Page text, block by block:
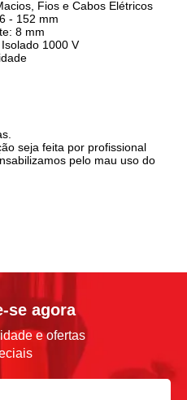
Fios e Cabos Elétricos
- 152 mm
8 mm
1000 V
seja feita por profissional
pelo mau uso do
se agora
e ofertas